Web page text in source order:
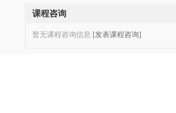
课程咨询
暂无课程咨询信息 [发表课程咨询]